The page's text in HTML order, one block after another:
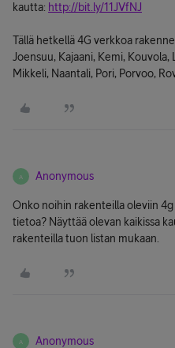
kautta: http://bit.ly/11JVfNJ
Tällä hetkellä 4G verkkoa
Joensuu, Kajaani, Kemi,
Mikkeli, Naantali, Pori, Porvoo,
A Anonymous
Onko noihin rakenteilla oleviin
tietoa? Näyttää olevan kaikissa
rakenteilla tuon listan mukaan.
A Anonymous